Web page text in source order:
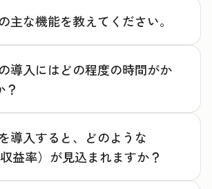
主な機能を教えてください。
導入にはどの程度の時間がか
？
導入すると、どのような
益率）が見込まれますか？